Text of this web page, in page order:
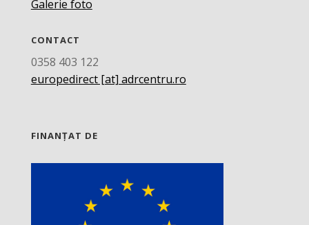
Galerie foto
CONTACT
0358 403 122
europedirect [at] adrcentru.ro
FINANȚAT DE